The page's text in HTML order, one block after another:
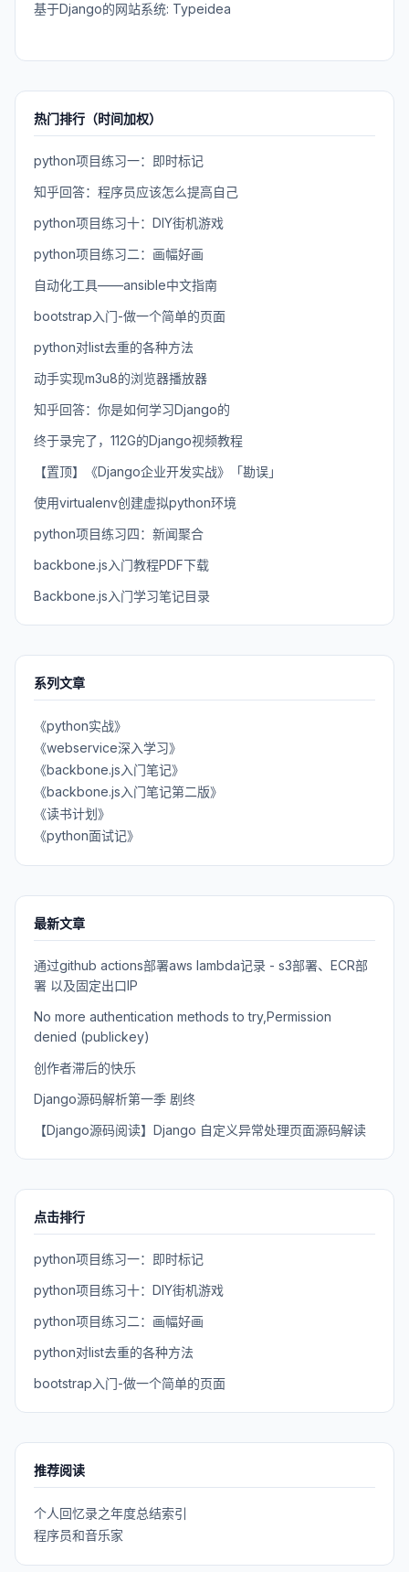
基于Django的网站系统: Typeidea
热门排行（时间加权）
python项目练习一：即时标记
知乎回答：程序员应该怎么提高自己
python项目练习十：DIY街机游戏
python项目练习二：画幅好画
自动化工具——ansible中文指南
bootstrap入门-做一个简单的页面
python对list去重的各种方法
动手实现m3u8的浏览器播放器
知乎回答：你是如何学习Django的
终于录完了，112G的Django视频教程
【置顶】《Django企业开发实战》「勘误」
使用virtualenv创建虚拟python环境
python项目练习四：新闻聚合
backbone.js入门教程PDF下载
Backbone.js入门学习笔记目录
系列文章
《python实战》
《webservice深入学习》
《backbone.js入门笔记》
《backbone.js入门笔记第二版》
《读书计划》
《python面试记》
最新文章
通过github actions部署aws lambda记录 - s3部署、ECR部
署 以及固定出口IP
No more authentication methods to try,Permission
denied (publickey)
创作者滞后的快乐
Django源码解析第一季 剧终
【Django源码阅读】Django 自定义异常处理页面源码解读
点击排行
python项目练习一：即时标记
python项目练习十：DIY街机游戏
python项目练习二：画幅好画
python对list去重的各种方法
bootstrap入门-做一个简单的页面
推荐阅读
个人回忆录之年度总结索引
程序员和音乐家